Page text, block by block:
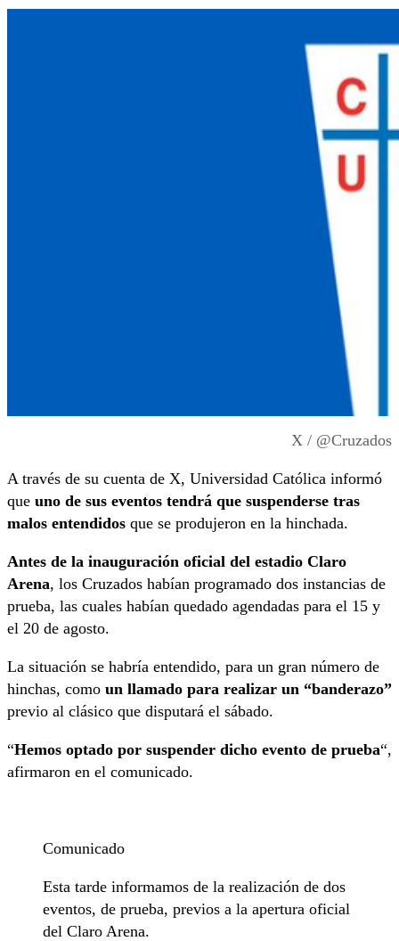
X / @Cruzados
A través de su cuenta de X, Universidad Católica informó
que uno de sus eventos tendrá que suspenderse tras
malos entendidos que se produjeron en la hinchada.
Antes de la inauguración oficial del estadio Claro
Arena, los Cruzados habían programado dos instancias de
prueba, las cuales habían quedado agendadas para el 15 y
el 20 de agosto.
La situación se habría entendido, para un gran número de
hinchas, como un llamado para realizar un “banderazo”
previo al clásico que disputará el sábado.
“Hemos optado por suspender dicho evento de prueba“,
afirmaron en el comunicado.
Comunicado
Esta tarde informamos de la realización de dos
eventos, de prueba, previos a la apertura oficial
del Claro Arena.